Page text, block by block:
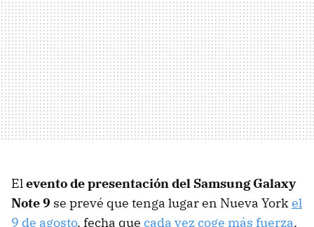
Elevento de presentación del Samsung Galaxy
Note 9 se prevé que tenga lugar en Nueva Yorkel
9 de agosto, fecha que cada vez coge más fuerza.